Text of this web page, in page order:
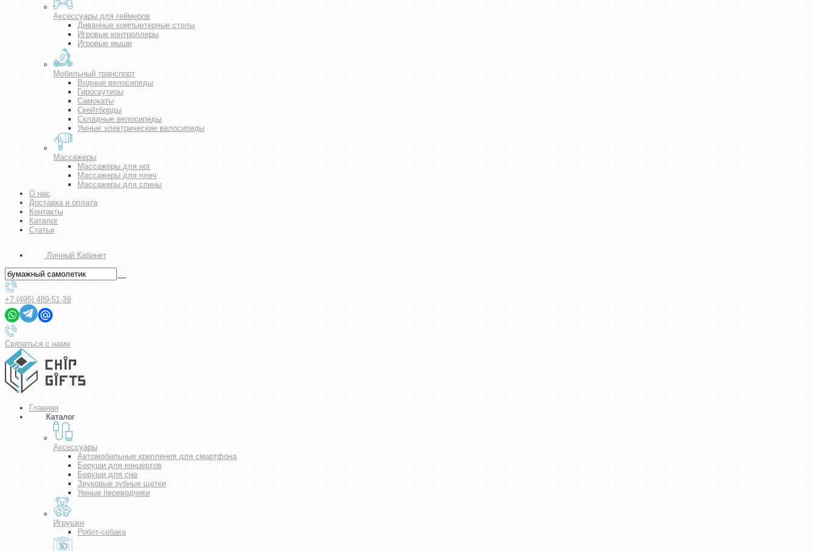
Аксессуары для геймеров
Диванные компьютерные столы
Игровые контроллеры
Игровые мыши
Мобильный транспорт
Водные велосипеды
Гироскутеры
Самокаты
Скейтборды
Складные велосипеды
Умные электрические велосипеды
Массажеры
Массажеры для ног
Массажеры для плеч
Массажеры для спины
О нас
Доставка и оплата
Контакты
Каталог
Статьи
Личный Кабинет
+7 (495) 489-51-39
Связаться с нами
Главная
Каталог
Аксессуары
Автомобильные крепления для смартфона
Беруши для концертов
Беруши для сна
Звуковые зубные щетки
Умные переводчики
Игрушки
Робот-собака